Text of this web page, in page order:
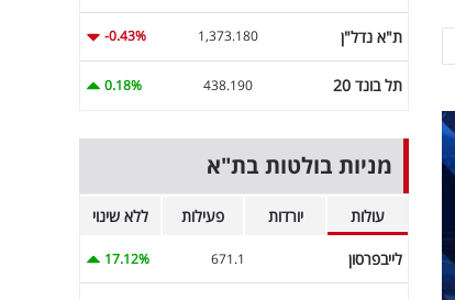
ת"א נדל"ן 1,373.180
-0.43%
תל בונד 20 438.190
0.18%
מניות בולטות בת"א
עולות יורדות פעילות ללא שינוי
לייבפרסון 671.1
17.12%